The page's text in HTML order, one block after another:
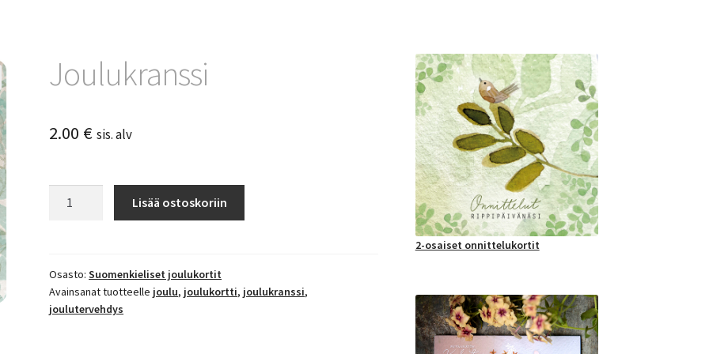
Joulukranssi
2.00 € sis. alv
Lisää ostoskoriin
Osasto:Suomenkieliset joulukortit
Avainsanat tuotteelle joulu, joulukortti, joulukranssi,
joulutervehdys
2-osaiset onnittelukortit